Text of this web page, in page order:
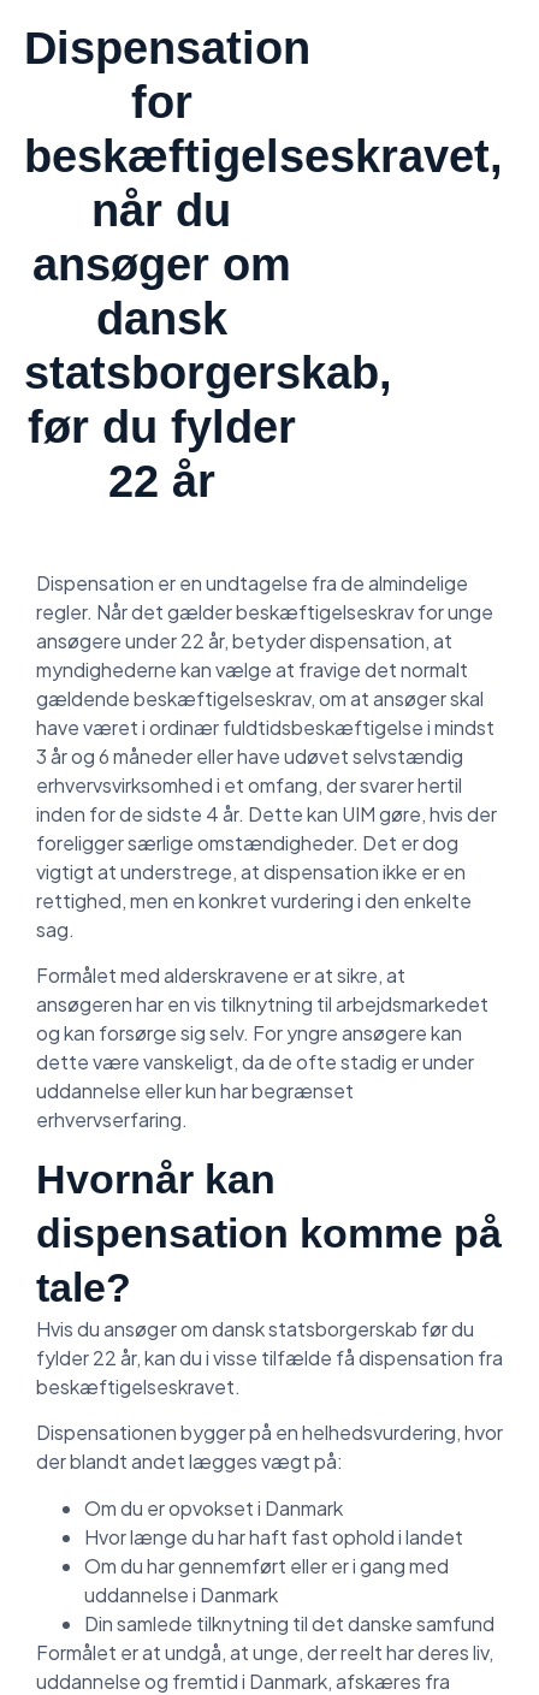
Dispensation
for
beskæftigelseskravet,
når du
ansøger om
dansk
statsborgerskab,
før du fylder
22 år
Dispensation er en undtagelse fra de almindelige
regler. Når det gælder beskæftigelseskrav for unge
ansøgere under 22 år, betyder dispensation, at
myndighederne kan vælge at fravige det normalt
gældende beskæftigelseskrav, om atansøger skal
have været i ordinær fuldtidsbeskæftigelse i mindst
3 år og 6 måneder eller have udøvet selvstændig
erhvervsvirksomhed i et omfang, der svarer hertil
inden for de sidste 4 år. Dette kan UIM gøre,hvis der
foreligger særlige omstændigheder. Det er dog
vigtigt at understrege, at dispensation ikke er en
rettighed, men en konkret vurdering i den enkelte
sag.
Formålet med alderskravene er at sikre, at
ansøgeren har en vis tilknytning til arbejdsmarkedet
og kan forsørge sig selv. For yngre ansøgere kan
dette være vanskeligt, da de ofte stadig er under
uddannelse eller kun har begrænset
erhvervserfaring.
Hvornår kan
dispensation komme på
tale?
Hvis du ansøger om dansk statsborgerskab før du
fylder 22 år, kan du i visse tilfælde få dispensation fra
beskæftigelseskravet.
Dispensationen bygger på en helhedsvurdering, hvor
der blandt andet lægges vægt på:
Om du er opvokset i Danmark
Hvor længe du har haft fast ophold i landet
Om du har gennemført eller er i gang med
uddannelse i Danmark
Din samlede tilknytning til det danske samfund
Formålet er at undgå, at unge, der reelt har deres liv,
uddannelse og fremtid i Danmark, afskæres fra